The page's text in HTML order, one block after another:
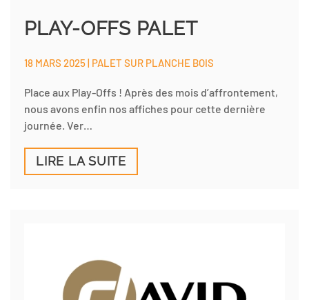
PLAY-OFFS PALET
18 MARS 2025 | PALET SUR PLANCHE BOIS
Place aux Play-Offs ! Après des mois d’affrontement,
nous avons enfin nos affiches pour cette dernière
journée. Ver…
LIRE LA SUITE